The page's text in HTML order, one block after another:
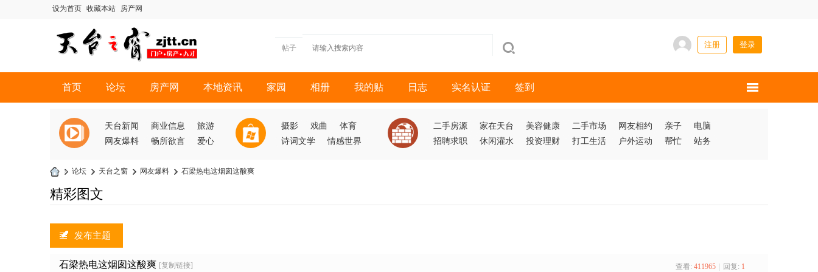
设为首页 收藏本站 房产网
帖子 注册 登录
首页 论坛 房产网 本地资讯 家园 相册 我的贴 日志 实名认证 签到
天台新闻 商业信息
旅游
网友爆料
畅所欲言 爱心
摄影 戏曲
体育
诗词文学
情感世界
二手房源 家在天台 美容健康 二手市场 网友相约 亲子
电脑
招聘求职
休闲灌水 投资理财 打工生活 户外运动 帮忙 站务
天
台
之
» 论坛 › 天台之窗 › 网友爆料 › 石梁热电这烟囱这酸爽
精彩图文
发布主题
石梁热电这烟囱这酸爽 [复制链接] 查看: 411965 回复: 1